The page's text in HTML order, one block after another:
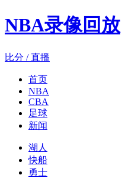
NBA录像回放
比分 / 直播
首页
NBA
CBA
足球
新闻
湖人
快船
勇士